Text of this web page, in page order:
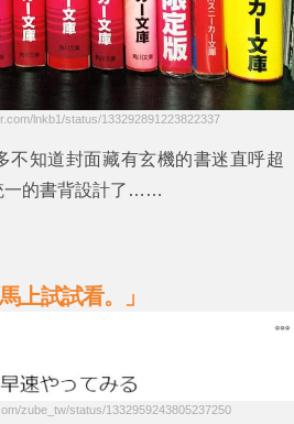
lnkb1/status/133292891223822337
不知道封面藏有玄機的書迷直呼超
一的書背設計了……
上試試看。」
zube_tw/status/1332959243805237250